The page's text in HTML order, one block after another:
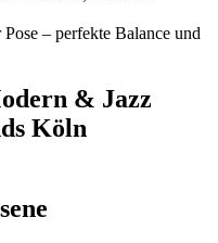
& Jazz
Köln